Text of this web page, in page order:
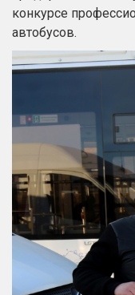
конкурсе
автобусов.